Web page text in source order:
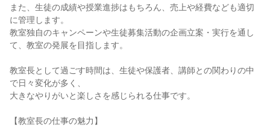
また、生徒の成績や授業進捗はもちろん、売上や経費なども適切
に管理します。
教室独自のキャンペーンや生徒募集活動の企画立案・実行を通し
て、教室の発展を目指します。
教室長として過ごす時間は、生徒や保護者、講師との関わりの中
で日々変化が多く、
大きなやりがいと楽しさを感じられる仕事です。
【教室長の仕事の魅力】